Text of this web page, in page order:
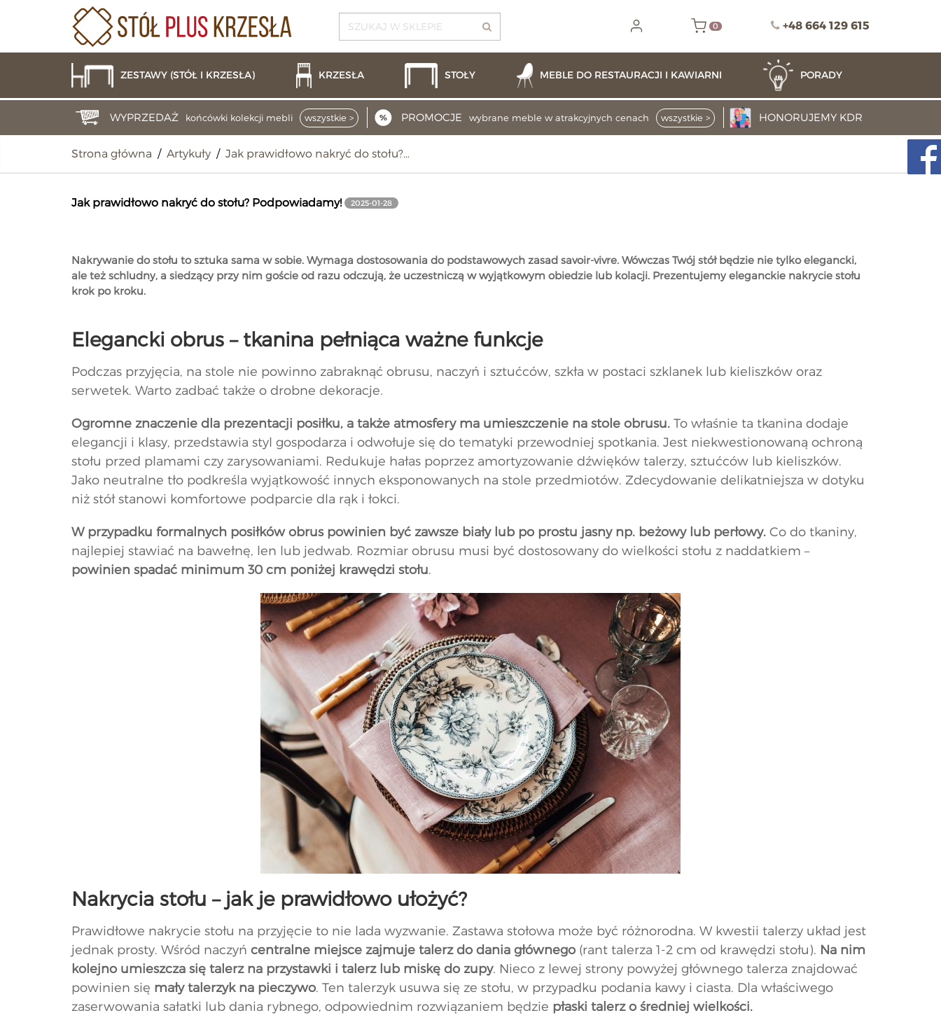
0 +48 664 129 615
ZESTAWY (STÓŁ I KRZESŁA) KRZESŁA STOŁY MEBLE DO RESTAURACJI I KAWIARNI PORADY
WYPRZEDAŻ końcówki kolekcji mebli wszystkie > PROMOCJE wybrane meble w atrakcyjnych cenach wszystkie > HONORUJEMY KDR
Strona główna / Artykuły / Jak prawidłowo nakryć do stołu?…
Jak prawidłowo nakryć do stołu? Podpowiadamy! 2025-01-28
Nakrywanie do stołu to sztuka sama w sobie. Wymaga dostosowania do podstawowych zasad savoir-vivre. Wówczas Twój stół będzie nie tylko elegancki,
ale też schludny, a siedzący przy nim goście od razu odczują, że uczestniczą w wyjątkowym obiedzie lub kolacji. Prezentujemy eleganckie nakrycie stołu
krok po kroku.
Elegancki obrus – tkanina pełniąca ważne funkcje
Podczas przyjęcia, na stole nie powinno zabraknąć obrusu, naczyń i sztućców, szkła w postaci szklanek lub kieliszków oraz
serwetek. Warto zadbać także o drobne dekoracje.
Ogromne znaczenie dla prezentacji posiłku, a także atmosfery ma umieszczenie na stole obrusu. To właśnie ta tkanina dodaje
elegancji i klasy, przedstawia styl gospodarza i odwołuje się do tematyki przewodniej spotkania. Jest niekwestionowaną ochroną
stołu przed plamami czy zarysowaniami. Redukuje hałas poprzez amortyzowanie dźwięków talerzy, sztućców lub kieliszków.
Jako neutralne tło podkreśla wyjątkowość innych eksponowanych na stole przedmiotów. Zdecydowanie delikatniejsza w dotyku
niż stół stanowi komfortowe podparcie dla rąk i łokci.
W przypadku formalnych posiłków obrus powinien być zawsze biały lub po prostu jasny np. beżowy lub perłowy. Co do tkaniny,
najlepiej stawiać na bawełnę, len lub jedwab. Rozmiar obrusu musi być dostosowany do wielkości stołu z naddatkiem –
powinien spadać minimum 30 cm poniżej krawędzi stołu.
Nakrycia stołu – jak je prawidłowo ułożyć?
Prawidłowe nakrycie stołu na przyjęcie to nie lada wyzwanie. Zastawa stołowa może być różnorodna. W kwestii talerzy układ jest
jednak prosty. Wśród naczyń centralne miejsce zajmuje talerz do dania głównego (rant talerza 1-2 cm od krawędzi stołu). Na nim
kolejno umieszcza się talerz na przystawki i talerz lub miskę do zupy. Nieco z lewej strony powyżej głównego talerza znajdować
powinien się mały talerzyk na pieczywo. Ten talerzyk usuwa się ze stołu, w przypadku podania kawy i ciasta. Dla właściwego
zaserwowania sałatki lub dania rybnego, odpowiednim rozwiązaniem będzie płaski talerz o średniej wielkości.